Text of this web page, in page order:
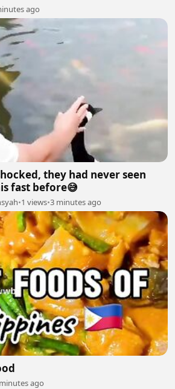
ago
they had never seen
fast before😅
•1 views•3 minutes ago
ago